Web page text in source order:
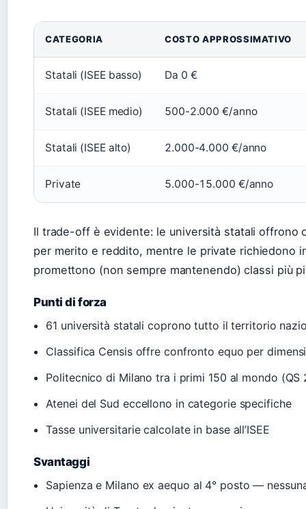
CATEGORIA COSTO APPROSSIMATIVO
Statali (ISEE basso) Da 0 €
Statali (ISEE medio) 500-2.000 €/anno
Statali (ISEE alto) 2.000-4.000 €/anno
Private 5.000-15.000 €/anno
Il trade-off è evidente: le università statali offrono
per merito e reddito, mentre le private richiedono
promettono (non sempre mantenendo) classi più
Punti di forza
61 università statali coprono tutto il territorio
Classifica Censis offre confronto equo per
Politecnico di Milano tra i primi 150 al mondo (QS
Atenei del Sud eccellono in categorie specifiche
Tasse universitarie calcolate in base all’ISEE
Svantaggi
Sapienza e Milano ex aequo al 4° posto —